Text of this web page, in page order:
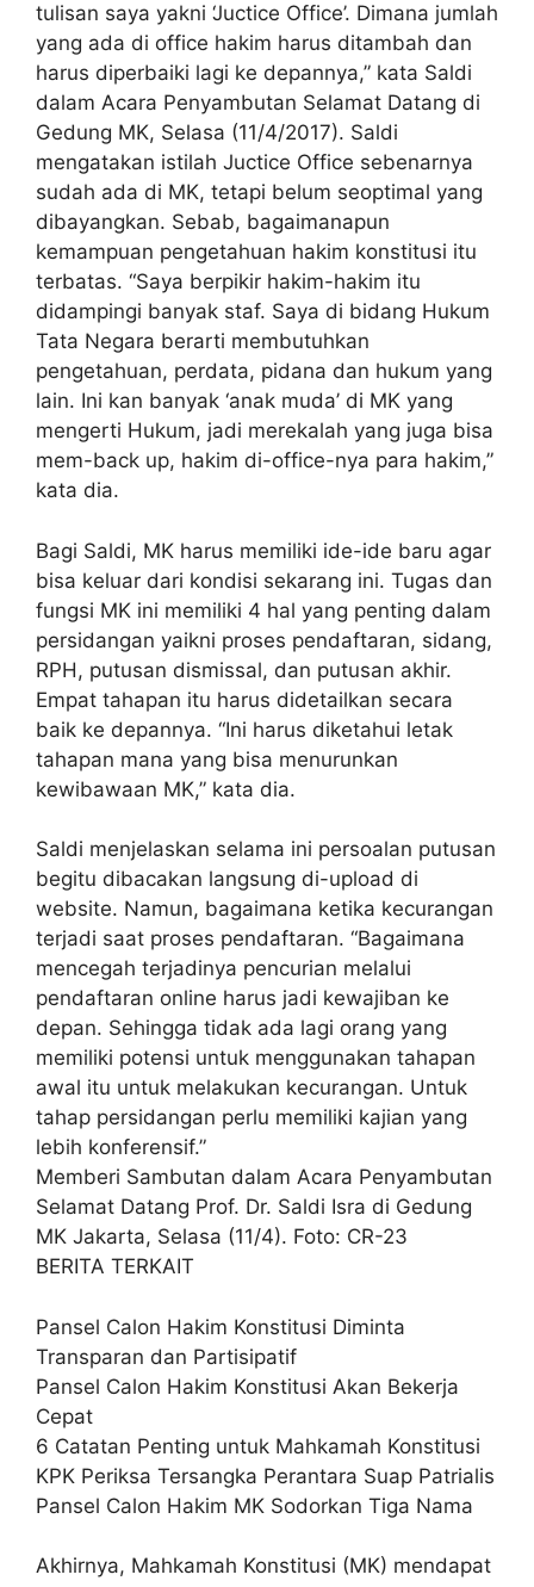
tulisan saya yakni ‘Juctice Office’. Dimana jumlah
yang ada di office hakim harus ditambah dan
harus diperbaiki lagi ke depannya,” kata Saldi
dalam Acara Penyambutan Selamat Datang di
Gedung MK, Selasa (11/4/2017). Saldi
mengatakan istilah Juctice Office sebenarnya
sudah ada di MK, tetapi belum seoptimal yang
dibayangkan. Sebab, bagaimanapun
kemampuan pengetahuan hakim konstitusi itu
terbatas. “Saya berpikir hakim-hakim itu
didampingi banyak staf. Saya di bidang Hukum
Tata Negara berarti membutuhkan
pengetahuan, perdata, pidana dan hukum yang
lain. Ini kan banyak ‘anak muda’ di MK yang
mengerti Hukum, jadi merekalah yang juga bisa
mem-back up, hakim di-office-nya para hakim,”
kata dia.
Bagi Saldi, MK harus memiliki ide-ide baru agar
bisa keluar dari kondisi sekarang ini. Tugas dan
fungsi MK ini memiliki 4 hal yang penting dalam
persidangan yaikni proses pendaftaran, sidang,
RPH, putusan dismissal, dan putusan akhir.
Empat tahapan itu harus didetailkan secara
baik ke depannya. “Ini harus diketahui letak
tahapan mana yang bisa menurunkan
kewibawaan MK,” kata dia.
Saldi menjelaskan selama ini persoalan putusan
begitu dibacakan langsung di-upload di
website. Namun, bagaimana ketika kecurangan
terjadi saat proses pendaftaran. “Bagaimana
mencegah terjadinya pencurian melalui
pendaftaran online harus jadi kewajiban ke
depan. Sehingga tidak ada lagi orang yang
memiliki potensi untuk menggunakan tahapan
awal itu untuk melakukan kecurangan. Untuk
tahap persidangan perlu memiliki kajian yang
lebih konferensif.”
Memberi Sambutan dalam Acara Penyambutan
Selamat Datang Prof. Dr. Saldi Isra di Gedung
MK Jakarta, Selasa (11/4). Foto: CR-23
BERITA TERKAIT
Pansel Calon Hakim Konstitusi Diminta
Transparan dan Partisipatif
Pansel Calon Hakim Konstitusi Akan Bekerja
Cepat
6 Catatan Penting untuk Mahkamah Konstitusi
KPK Periksa Tersangka Perantara Suap Patrialis
Pansel Calon Hakim MK Sodorkan Tiga Nama
Akhirnya, Mahkamah Konstitusi (MK) mendapat